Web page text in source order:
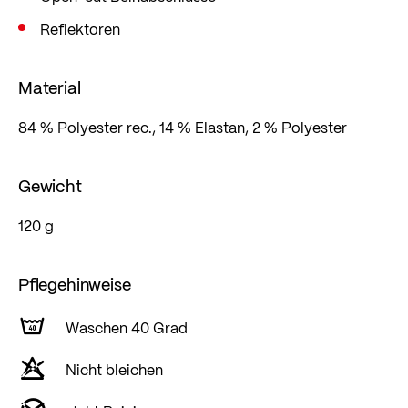
Reflektoren
Material
84 % Polyester rec., 14 % Elastan, 2 % Polyester
Gewicht
120 g
Pflegehinweise
Waschen 40 Grad
Nicht bleichen